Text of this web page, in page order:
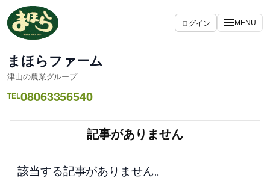
容
を
キ
ッ
プ
ログイン MENU
まほらファーム
津山の農業グループ
TEL08063356540
記事がありません
該当する記事がありません。